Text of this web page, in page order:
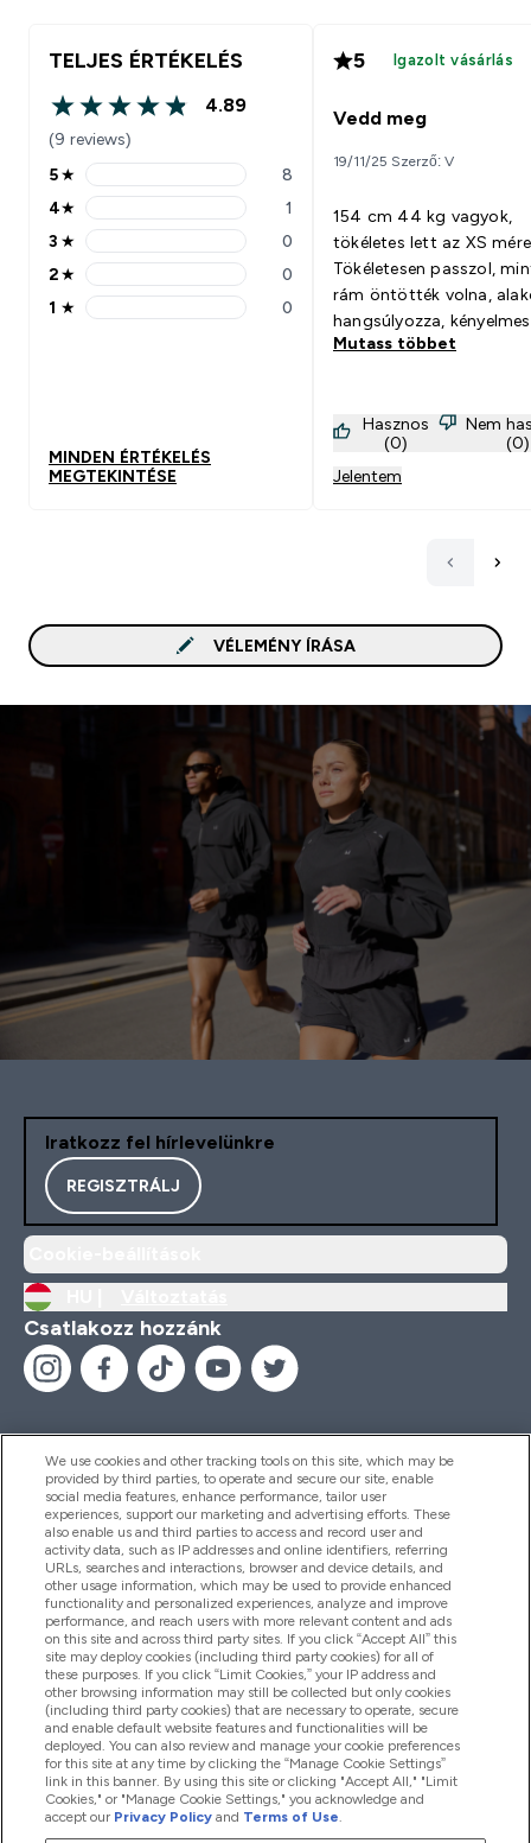
TELJES ÉRTÉKELÉS
4.89 out of 5 stars
4.89
(9 reviews)
5 stars rating 8 reviews
5★ 8
4 stars rating 1 reviews
4★ 1
3 stars rating 0 reviews
3 ★ 0
2 stars rating 0 reviews
2★ 0
1 stars rating 0 reviews
1 ★ 0
MINDEN ÉRTÉKELÉS
MEGTEKINTÉSE
5 Igazolt vásárlás
Vedd meg
19/11/25 Szerző: V
154 cm 44 kg vagyok,
tökéletes lett az XS
Tökéletesen passzol,
rám öntötték volna,
hangsúlyozza,
termék.
Mutass többet
Hasznos
(0)
Nem
(0)
Jelentem
VÉLEMÉNY ÍRÁSA
Iratkozz fel hírlevelünkre
REGISZTRÁLJ
Csatlakozz hozzánk
Segítség És Információ
Termékek
Céginformáció
Hűség És Jutalmak
2026 The Hut.com Ltd
We use cookies and other tracking tools on this site, which may be
provided by third parties, to operate and secure our site, enable
social media features, enhance performance, tailor user
experiences, support our marketing and advertising efforts. These
also enable us and third parties to access and record user and
activity data, such as IP addresses and online identifiers, referring
URLs, searches and interactions, browser and device details, and
other usage information, which may be used to provide enhanced
functionality and personalized experiences, analyze and improve
performance, and reach users with more relevant content and ads
on this site and across third party sites. If you click “Accept All” this
site may deploy cookies (including third party cookies) for all of
these purposes. If you click “Limit Cookies,” your IP address and
other browsing information may still be collected but only cookies
(including third party cookies) that are necessary to operate, secure
and enable default website features and functionalities will be
deployed. You can also review and manage your cookie preferences
for this site at any time by clicking the “Manage Cookie Settings”
link in this banner. By using this site or clicking "Accept All," "Limit
Cookies," or "Manage Cookie Settings," you acknowledge and
accept our Privacy Policy and Terms of Use.